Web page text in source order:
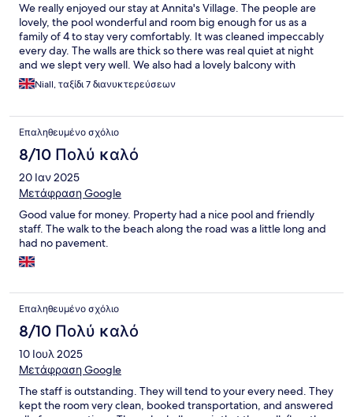
We really enjoyed our stay at Annita's Village. The people are
lovely, the pool wonderful and room big enough for us as a
family of 4 to stay very comfortably. It was cleaned impeccably
every day. The walls are thick so there was real quiet at night
and we slept very well. We also had a lovely balcony with
excellent furniture and an awning. We swam in the pool in the
mornings and went down to the beach in the afternoons. A
Niall, ταξίδι 7 διανυκτερεύσεων
Επαληθευμένο σχόλιο
8/10 Πολύ καλό
20 Ιαν 2025
Μετάφραση Google
Good value for money. Property had a nice pool and friendly
staff. The walk to the beach along the road was a little long and
had no pavement.
Επαληθευμένο σχόλιο
8/10 Πολύ καλό
10 Ιουλ 2025
Μετάφραση Google
The staff is outstanding. They will tend to your every need. They
kept the room very clean, booked transportation, and answered